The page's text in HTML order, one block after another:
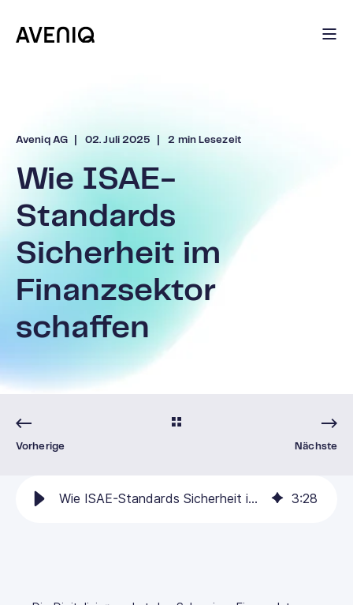
Aveniq AG 02. Juli 2025 2 min Lesezeit
Wie ISAE-
Standards
Sicherheit im
Finanzsektor
schaffen
Vorherige Nächste
Wie ISAE-Standards Sicherheit im Finanzsektor schaffen 3:28